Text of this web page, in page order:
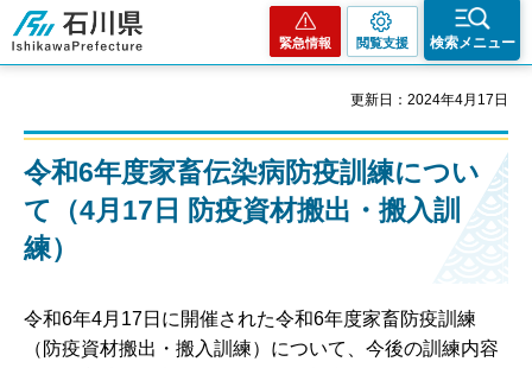
石川県
緊急情報 閲覧支援 検索メニュー
更新日：2024年4月17日
令和6年度家畜伝染病防疫訓練につい
て（4月17日 防疫資材搬出・搬入訓
練）
令和6年4月17日に開催された令和6年度家畜防疫訓練
（防疫資材搬出・搬入訓練）について、今後の訓練内容